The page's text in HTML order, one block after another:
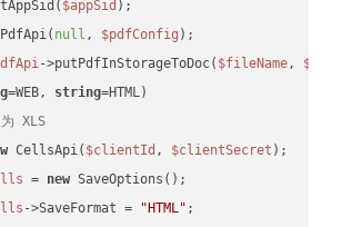
$appSid
PdfApi( null , $pdfConfig
->putPdfInStorageToDoc( $fileName,
=WEB, string
XLS
CellsApi( $clientId , $clientSecret
= new
->SaveFormat = "HTML"